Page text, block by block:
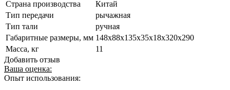
Страна производства
Китай
Тип передачи
рычажная
Тип тали
ручная
Габаритные размеры, мм 148x88x135x35x18x320x290
Масса, кг
11
Добавить отзыв
Ваша оценка:
Опыт использования: